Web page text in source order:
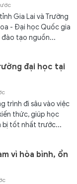
Gia Lai và Trường
- Đại học Quốc gia
đào tạo nguồn...
đại học tại
trình đi sâu vào việc
thức, giúp học
bị tốt nhất trước...
vì hòa bình, ổn